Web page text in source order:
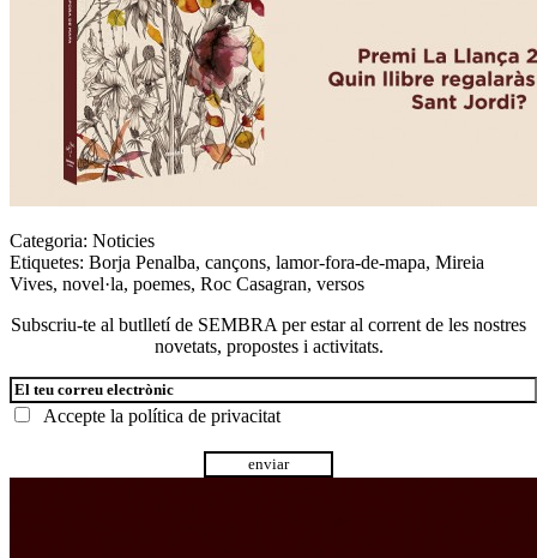
Categoria: Noticies
Etiquetes: Borja Penalba, cançons, lamor-fora-de-mapa, Mireia
Vives, novel·la, poemes, Roc Casagran, versos
Subscriu-te al butlletí de SEMBRA per estar al corrent de les nostres
novetats, propostes i activitats.
Accepte la política de privacitat